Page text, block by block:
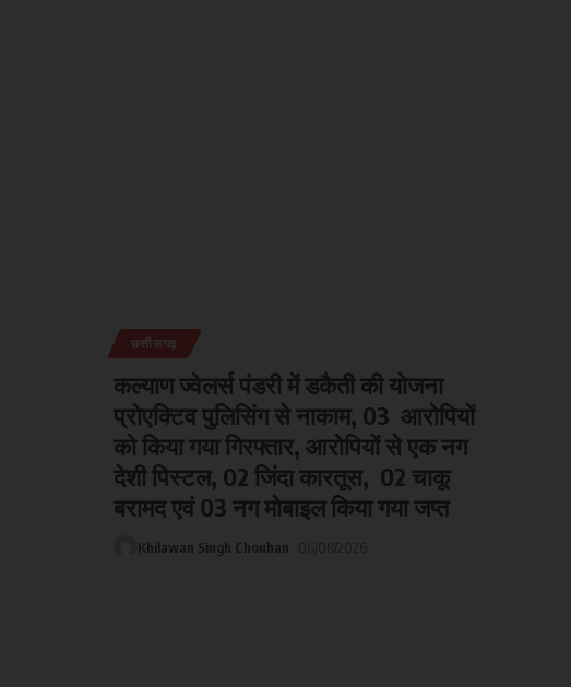
छत्तीसगढ़
कल्याण ज्वेलर्स पंडरी में डकैती की योजना
प्रोएक्टिव पुलिसिंग से नाकाम, 03 आरोपियों
को किया गया गिरफ्तार, आरोपियों से एक नग
देशी पिस्टल, 02 जिंदा कारतूस, 02 चाकू
बरामद एवं 03 नग मोबाइल किया गया जप्त
Khilawan Singh Chouhan